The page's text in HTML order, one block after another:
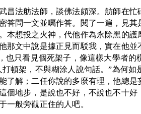
法舫法師，談佛法頗深。舫師在忙
答問一文並囑作答。閱了一遍，見
本想投之火神，代他作為永除黑的
那文中說是據正見而駁我，實在他並
也只看見個死架子，像這樣大學者的
頓架，不與糊涂人說句話。”為何
了解；二任你說的多麼有理，他總
個地步，是說也不好，不說也不十
一般旁觀正住的人吧。